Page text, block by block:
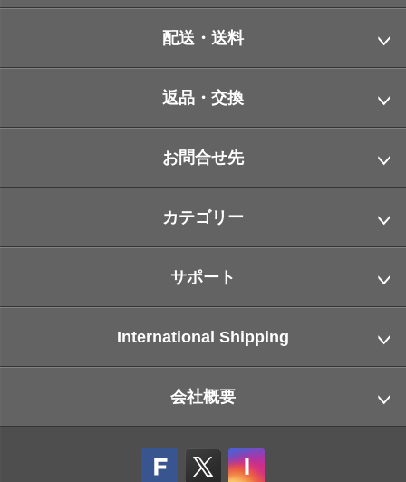
配送・送料
返品・交換
お問合せ先
カテゴリー
サポート
International Shipping
会社概要